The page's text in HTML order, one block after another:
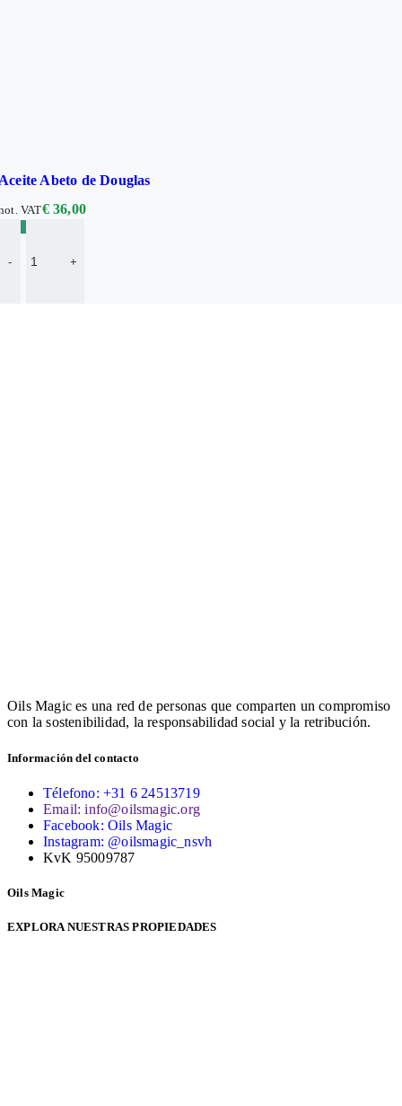
Abeto de Douglas
€36,00
VAT
Oils Magic es una red de personas que comparten un compromiso
con la sostenibilidad, la responsabilidad social y la retribución.
Información del contacto
Télefono: +31 6 24513719
Email: info@oilsmagic.org
Facebook: Oils Magic
Instagram: @oilsmagic_nsvh
KvK 95009787
Oils Magic
EXPLORA NUESTRAS PROPIEDADES